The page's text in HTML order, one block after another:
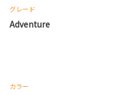
グレード
Adventure
カラー